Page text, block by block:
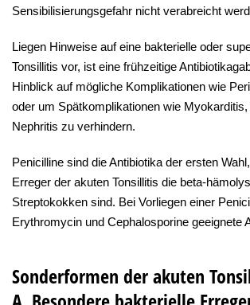
Sensibilisierungsgefahr nicht verabreicht
Liegen Hinweise auf eine bakterielle oder
Tonsillitis vor, ist eine frühzeitige
Hinblick auf mögliche Komplikationen wie
oder um Spätkomplikationen wie
Nephritis zu verhindern.
Penicilline sind die Antibiotika der ersten
Erreger der akuten Tonsillitis die beta-
Streptokokken sind. Bei Vorliegen einer
Erythromycin und Cephalosporine geeignete
Sonderformen der akuten